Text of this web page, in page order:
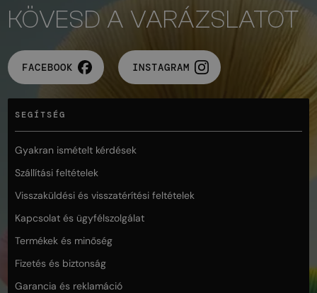
KÖVESD A VARÁZSLATOT
FACEBOOK INSTAGRAM
SEGÍTSÉG
Gyakran ismételt kérdések
Szállítási feltételek
Visszaküldési és visszatérítési feltételek
Kapcsolat és ügyfélszolgálat
Termékek és minőség
Fizetés és biztonság
Garancia és reklamáció